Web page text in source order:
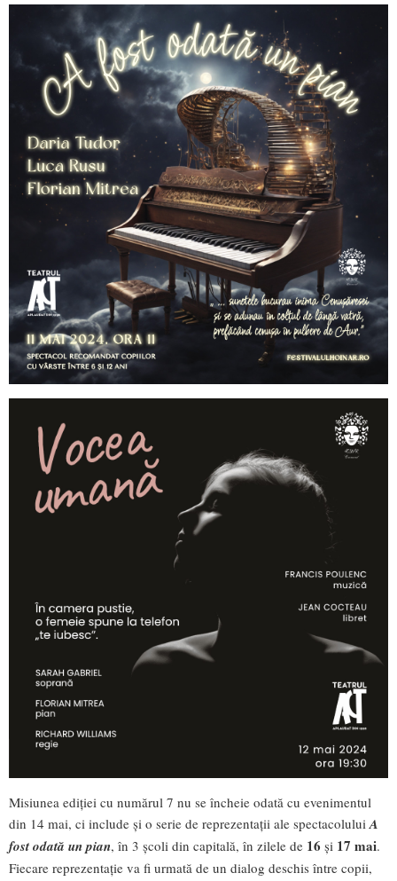
Misiunea ediției cu numărul 7 nu se încheie odată cu evenimentul
din 14 mai, ci include și o serie de reprezentații ale spectacolului A
fost odată un pian, în 3 școli din capitală, în zilele de 16 și 17 mai.
Fiecare reprezentație va fi urmată de un dialog deschis între copii,